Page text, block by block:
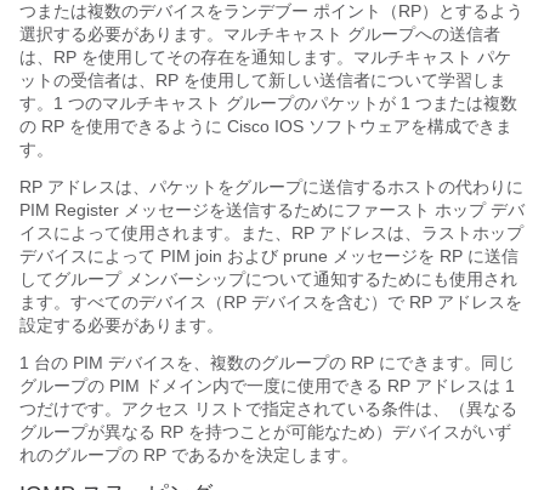
つまたは複数のデバイスをランデブー ポイント（RP）とするよう
選択する必要があります。マルチキャスト グループへの送信者
は、RP を使用してその存在を通知します。マルチキャスト パケ
ットの受信者は、RP を使用して新しい送信者について学習しま
す。1 つのマルチキャスト グループのパケットが 1 つまたは複数
の RP を使用できるように Cisco IOS ソフトウェアを構成できま
す。
RP アドレスは、パケットをグループに送信するホストの代わりに
PIM Register メッセージを送信するためにファースト ホップ デバ
イスによって使用されます。また、RP アドレスは、ラストホップ
デバイスによって PIM join および prune メッセージを RP に送信
してグループ メンバーシップについて通知するためにも使用され
ます。すべてのデバイス（RP デバイスを含む）で RP アドレスを
設定する必要があります。
1 台の PIM デバイスを、複数のグループの RP にできます。同じ
グループの PIM ドメイン内で一度に使用できる RP アドレスは 1
つだけです。アクセス リストで指定されている条件は、（異なる
グループが異なる RP を持つことが可能なため）デバイスがいず
れのグループの RP であるかを決定します。